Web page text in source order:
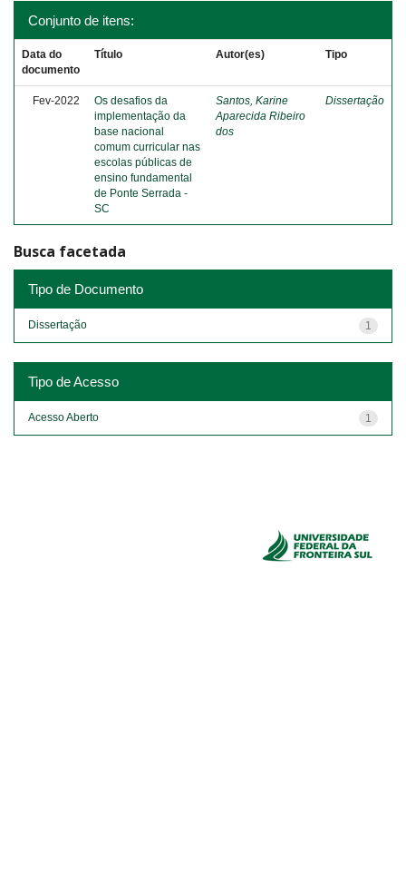
Conjunto de itens:
Data do
documento
Título Autor(es) Tipo
Fev-2022
Os desafios da
implementação da
base nacional
comum curricular nas
escolas públicas de
ensino fundamental
de Ponte Serrada -
SC
Santos, Karine
Aparecida Ribeiro
dos
Dissertação
Busca facetada
Tipo de Documento
1
Dissertação
Tipo de Acesso
1
Acesso Aberto